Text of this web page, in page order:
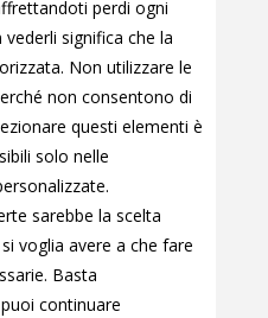
perdi ogni
significa che la
Non utilizzare le
non consentono di
questi elementi è
solo nelle
sarebbe la scelta
voglia avere a che fare
Basta
continuare